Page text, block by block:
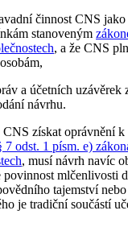
činnost CNS
stanoveným
, a že CNS
a účetních uzávěrek
návrhu.
CNS získat oprávnění
7 odst. 1 písm. e)
, musí návrh navíc
mlčenlivosti
tajemství
je tradiční součástí